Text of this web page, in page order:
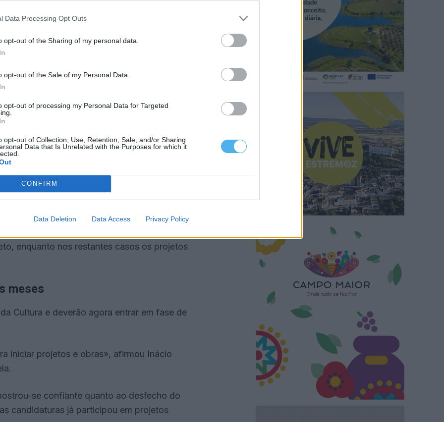
Data Processing Opt Outs
opt-out of the Sharing of my personal data.
opt-out of the Sale of my Personal Data.
opt-out of processing my Personal Data for Targeted
opt-out of Collection, Use, Retention, Sale, and/or Sharing
Data that Is Unrelated with the Purposes for which it
CONFIRM
Data Deletion Data Access Privacy Policy
também por garantir sustentabilidade futura
e de utilização.
receber visitantes ou exposições ou fazer
de Nossa Senhora da Conceição a
a uma entidade parceira com estatuto de
será responsável pela gestão das verbas, caso
dos projetos das candidaturas, num
de Nossa Senhora da Conceição está
enquanto nos restantes casos os projetos
meses
Cultura e deverão agora entrar em fase de
iniciar projetos e obras», afirmou Inácio
se confiante quanto ao desfecho do
candidaturas já participou em projetos